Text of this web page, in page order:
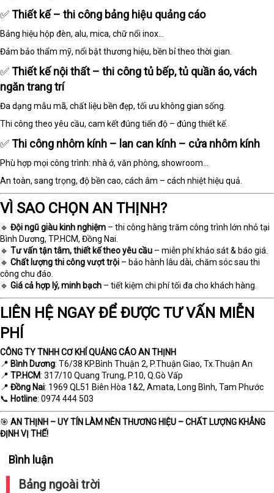
✅Thiết kế – thi công bảng hiệu quảng cáo
Bảng hiệu hộp đèn, alu, mica, chữ nổi inox...
Đảm bảo thẩm mỹ, nổi bật thương hiệu, bền bỉ theo thời gian.
✅Thiết kế nội thất – thi công tủ bếp, tủ quần áo, vách
ngăn trang trí
Đa dạng mẫu mã, chất liệu bền đẹp, tối ưu không gian sống.
Thi công theo yêu cầu, cam kết đúng tiến độ – đúng thiết kế.
✅Thi công nhôm kính – lan can kính – cửa nhôm kính
Phù hợp mọi công trình: nhà ở, văn phòng, showroom…
An toàn, sang trọng, độ bền cao, cách âm – cách nhiệt hiệu quả.
VÌ SAO CHỌN AN THỊNH?
🔹 Đội ngũ giàu kinh nghiệm – thi công hàng trăm công trình lớn nhỏ tại
Bình Dương, TP.HCM, Đồng Nai.
🔹 Tư vấn tận tâm, thiết kế theo yêu cầu – miễn phí khảo sát & báo giá.
🔹 Chất lượng thi công vượt trội – bảo hành lâu dài, chăm sóc sau thi
công chu đáo.
🔹 Giá cả hợp lý, minh bạch – tiết kiệm chi phí tối đa cho khách hàng.
LIÊN HỆ NGAY ĐỂ ĐƯỢC TƯ VẤN MIỄN
PHÍ
CÔNG TY TNHH CƠ KHÍ QUẢNG CÁO AN THỊNH
📍 Bình Dương: T6/38 KP.Bình Thuận 2, P.Thuận Giao, Tx.Thuận An
📍 TP.HCM: 317/10 Quang Trung, P.10, Q.Gò Vấp
📍 Đồng Nai: 1969 QL51 Biên Hòa 1&2, Amata, Long Bình, Tam Phước
📞 Hotline: 0974 444 503
🎯 AN THỊNH – UY TÍN LÀM NÊN THƯƠNG HIỆU – CHẤT LƯỢNG KHẲNG
ĐỊNH VỊ THẾ!
Bình luận
Bảng ngoài trời